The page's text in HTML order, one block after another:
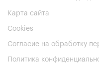
Карта сайта
Cookies
Согласие на обработку
Политика